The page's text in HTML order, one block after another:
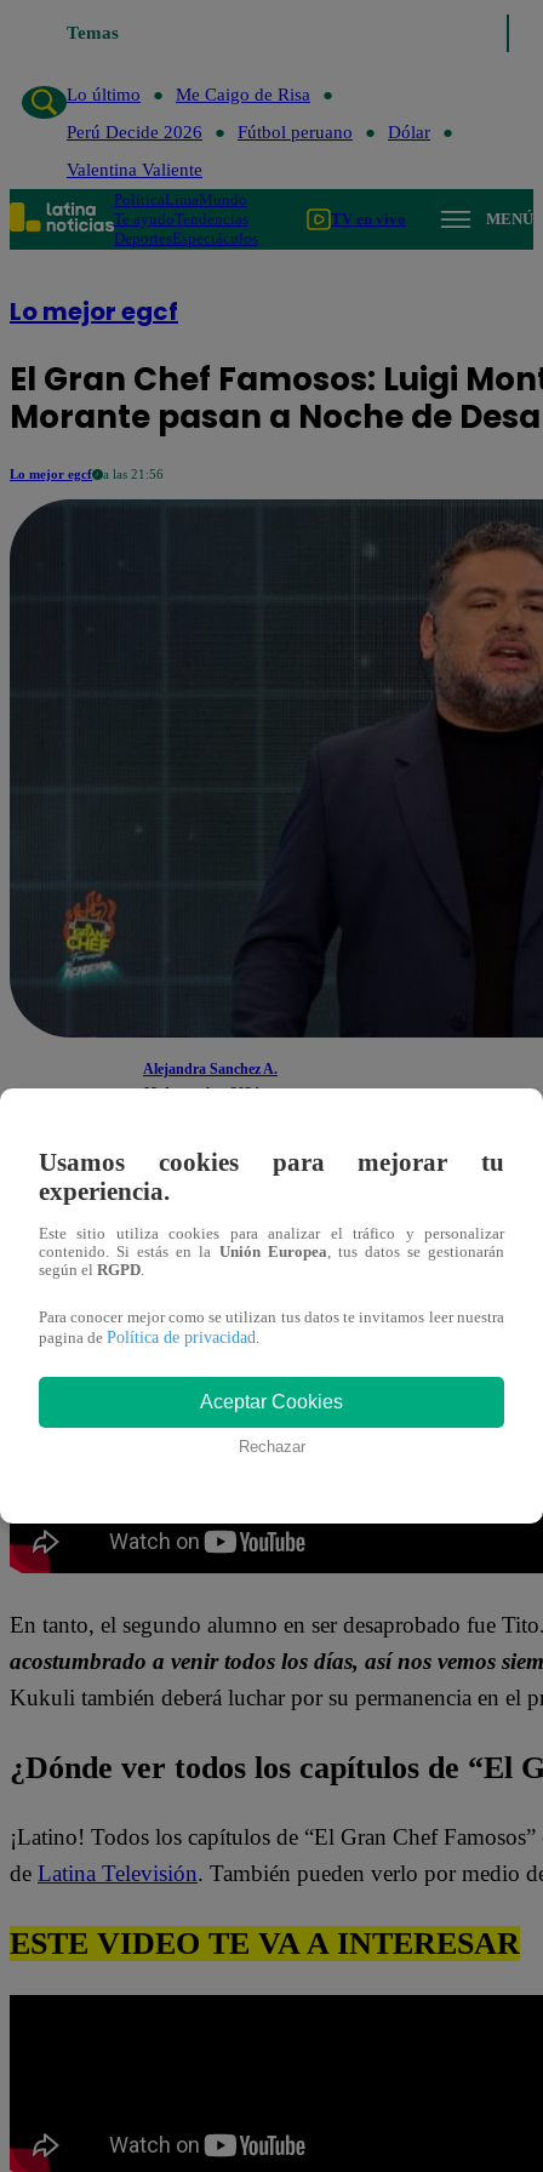
Temas
Lo último
Me Caigo de Risa
Perú Decide 2026
Fútbol peruano
Dólar
Valentina Valiente
PolíticaLimaMundo
Te ayudoTendencias
DeportesEspectáculos
TV en vivo MENÚ
Lo mejor egcf
El Gran Chef Famosos: Luigi
Morante pasan a Noche de
Lo mejor egcf a las 21:56
Alejandra Sanchez A.
08 de octubre 2024
Luigi Monteghirfo, Tito Vega y Kukuli Morante
Desaprobados.
El primer sentenciado fue Luigi, quien no presentó un
con miedo! Como siempre digo. ¡Para adelante como
En tanto, el segundo alumno en ser desaprobado fue
acostumbrado a venir todos los días, así nos vemos
Kukuli también deberá luchar por su permanencia en el
¿Dónde ver todos los capítulos de “El
¡Latino! Todos los capítulos de “El Gran Chef
de Latina Televisión. También pueden verlo por medio
ESTE VIDEO TE VA A INTERESAR
Usamos cookies para mejorar tu
experiencia.
Este sitio utiliza cookies para analizar el tráfico y personalizar
contenido. Si estás en la Unión Europea, tus datos se gestionarán
según el RGPD.
Para conocer mejor como se utilizan tus datos te invitamos leer nuestra
pagina de Política de privacidad.
Aceptar Cookies
Rechazar